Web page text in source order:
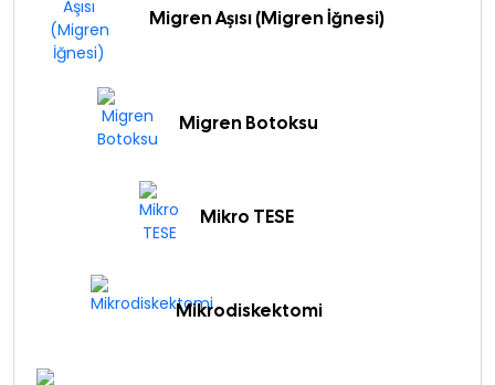
Migren Aşısı (Migren İğnesi)
Migren Botoksu
Mikro TESE
Mikrodiskektomi